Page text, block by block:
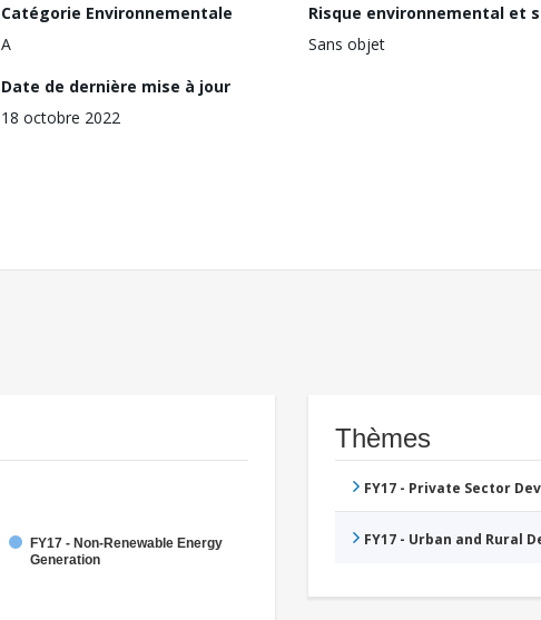
Catégorie Environnementale
A
Risque environnemental et
Sans objet
Date de dernière mise à jour
18 octobre 2022
FY17 - Non-Renewable Energy
Generation
Thèmes
FY17 - Private Sector
FY17 - Urban and Rural